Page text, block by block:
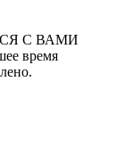
С ВАМИ
время